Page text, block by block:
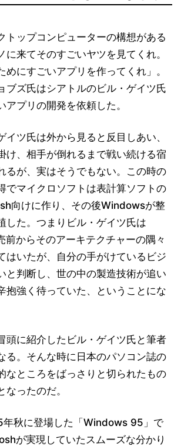
ップコンピューターの構想がある
に来てそのすごいヤツを見てくれ。
めにすごいアプリを作ってくれ」。
ブズ氏はシアトルのビル・ゲイツ氏
アプリの開発を依頼した。
ツ氏は外から見ると反目しあい、
け、相手が倒れるまで戦い続ける宿
るが、実はそうでもない。この時の
でマイクロソフトは表計算ソフトの
向けに作り、その後Windowsが整
した。つまりビル・ゲイツ氏は
からそのアーキテクチャーの隅々
はいたが、自分の手がけているビジ
と判断し、世の中の製造技術が追い
抱強く待っていた、ということにな
頭に紹介したビル・ゲイツ氏と筆者
る。そんな時に日本のパソコン誌の
なところをばっさりと切られたもの
なったのだ。
秋に登場した「Windows 95」で
が実現していたスムーズな分かり